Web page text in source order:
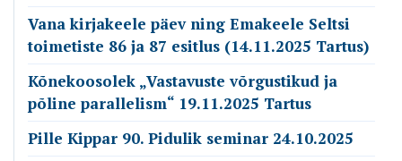
Vana kirjakeele päev ning Emakeele Seltsi
toimetiste 86 ja 87 esitlus (14.11.2025 Tartus)
Kõnekoosolek „Vastavuste võrgustikud ja
põline parallelism“ 19.11.2025 Tartus
Pille Kippar 90. Pidulik seminar 24.10.2025